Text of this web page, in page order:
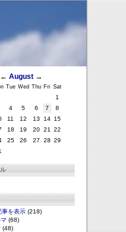
← August→
Tue Wed Thu Fri Sat
1
4 5 6 7
8
11 12 13 14 15
18 19 20 21
22
25 26 27 28 29
事を表示 (218)
(68)
(48)